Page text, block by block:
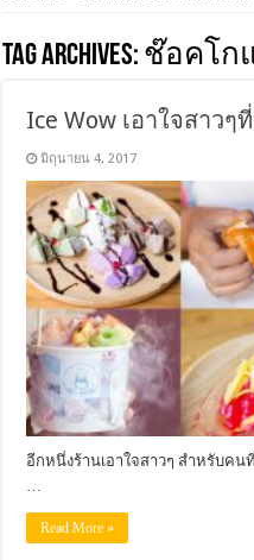
Tag Archives: ช๊อคโก
Ice Wow เอาใจสาว
มิถุนายน 4, 2017
อีกหนึ่งร้านเอาใจสาวๆ สำหรับค
Read More »